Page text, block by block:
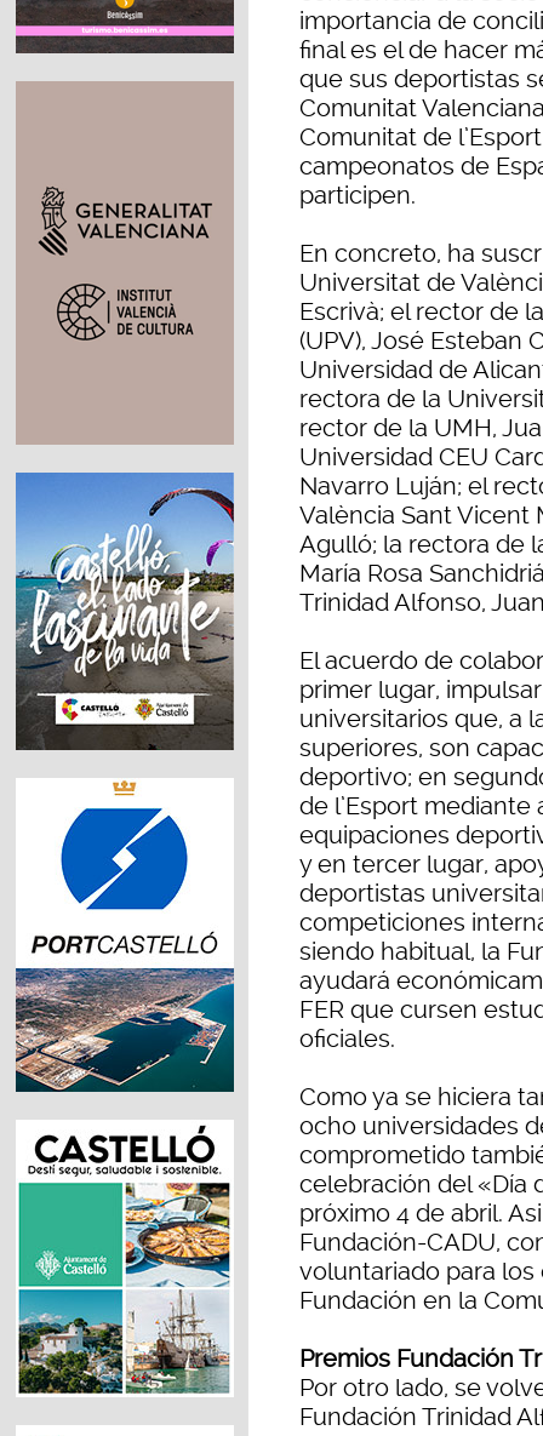
importancia de
final es el de hacer
que sus deportistas
Comunitat
Comunitat de
campeonatos de
participen.
En concreto, ha
Universitat de
Escrivà; el rector de
(UPV), José Esteban
Universidad de
rectora de la
rector de la UMH,
Universidad CEU
Navarro Luján; el
València Sant Vicent
Agulló; la rectora de
María Rosa
Trinidad Alfonso,
El acuerdo de
primer lugar,
universitarios que, a
superiores, son
deportivo; en
de l’Esport mediante
equipaciones
y en tercer lugar,
deportistas
competiciones
siendo habitual, la
ayudará
FER que cursen
oficiales.
Como ya se hiciera
ocho universidades
comprometido
celebración del «Día
próximo 4 de abril.
Fundación-CADU,
voluntariado para
Fundación en la
Premios Fundación
Por otro lado, se
Fundación Trinidad